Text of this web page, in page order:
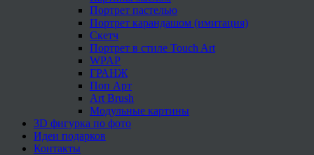
Портрет пастелью
Портрет карандашом (имитация)
Скетч
Портрет в стиле Touch Art
WPAP
ГРАНЖ
Поп Арт
Art Brush
Модульные картины
3D фигурка по фото
Идеи подарков
Контакты